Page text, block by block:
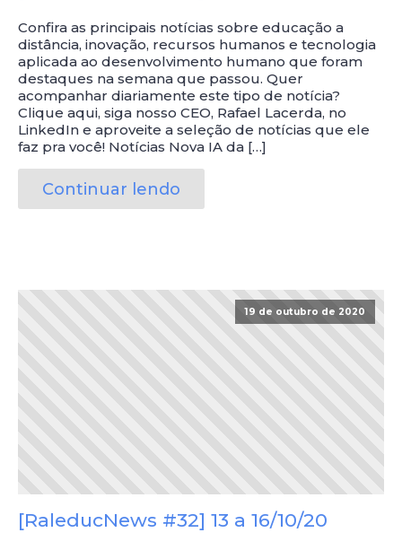
Confira as principais notícias sobre educação a
distância, inovação, recursos humanos e tecnologia
aplicada ao desenvolvimento humano que foram
destaques na semana que passou. Quer
acompanhar diariamente este tipo de notícia?
Clique aqui, siga nosso CEO, Rafael Lacerda, no
LinkedIn e aproveite a seleção de notícias que ele
faz pra você! Notícias Nova IA da […]
Continuar lendo
19 de outubro de 2020
[RaleducNews #32] 13 a 16/10/20